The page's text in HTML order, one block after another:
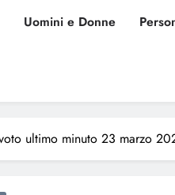
Uomini e Donne
ultimo minuto 23 marzo